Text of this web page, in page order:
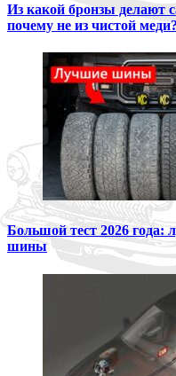
Из какой бронзы делают
почему не из чистой меди?
Большой тест 2026
шины